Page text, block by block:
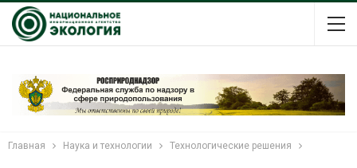
Главная Наука и технологии Технологические решения